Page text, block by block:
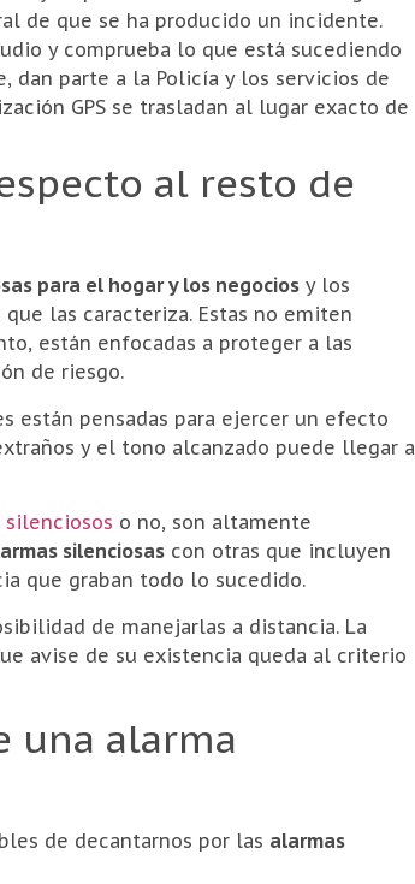
de que se ha producido un incidente.
y comprueba lo que está sucediendo
parte a la Policía y los servicios de
GPS se trasladan al lugar exacto de
al resto de
para el hogar y los negocios y los
las caracteriza. Estas no emiten
están enfocadas a proteger a las
de riesgo.
están pensadas para ejercer un efecto
y el tono alcanzado puede llegar a
silenciosos o no, son altamente
silenciosas con otras que incluyen
que graban todo lo sucedido.
de manejarlas a distancia. La
avise de su existencia queda al criterio
una alarma
de decantarnos por las alarmas